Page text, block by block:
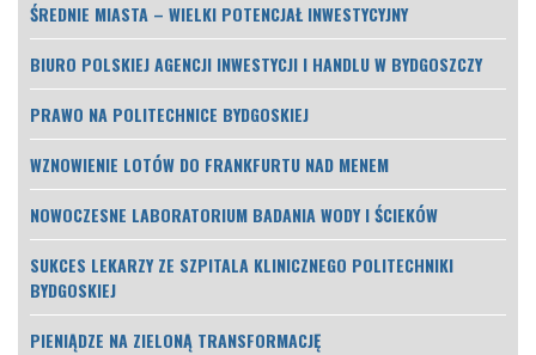
ŚREDNIE MIASTA – WIELKI POTENCJAŁ INWESTYCYJNY
BIURO POLSKIEJ AGENCJI INWESTYCJI I HANDLU W BYDGOSZCZY
PRAWO NA POLITECHNICE BYDGOSKIEJ
WZNOWIENIE LOTÓW DO FRANKFURTU NAD MENEM
NOWOCZESNE LABORATORIUM BADANIA WODY I ŚCIEKÓW
SUKCES LEKARZY ZE SZPITALA KLINICZNEGO POLITECHNIKI
BYDGOSKIEJ
PIENIĄDZE NA ZIELONĄ TRANSFORMACJĘ